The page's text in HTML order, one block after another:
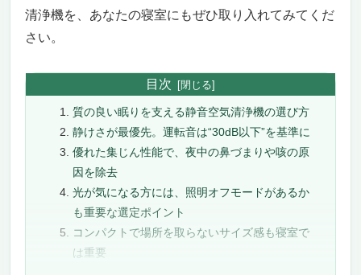
清浄機を、あなたの寝室にもぜひ取り入れてみてくだ
さい。
目次
質の良い眠りを支える静音空気清浄機の選び方
静けさが最優先。運転音は“30dB以下”を基準に
優れた集じん性能で、夜中の鼻づまりや咳の原
因を除去
光が気になる方には、照明オフモードがあるか
も重要な選定ポイント
コンパクトで場所を取らないサイズ感も寝室で
は重要